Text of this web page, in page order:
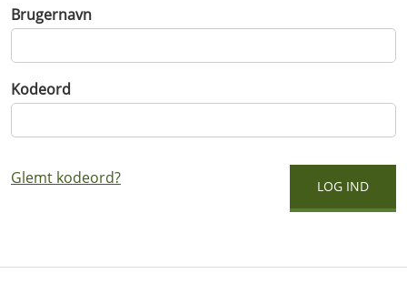
Brugernavn
Kodeord
Glemt kodeord?